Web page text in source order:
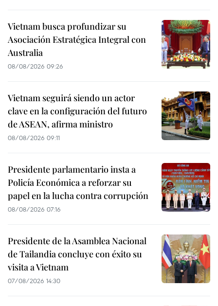
Vietnam busca profundizar su
Asociación Estratégica Integral con
Australia
08/08/2026 09:26
Vietnam seguirá siendo un actor
clave en la configuración del futuro
de ASEAN, afirma ministro
08/08/2026 09:11
Presidente parlamentario insta a
Policía Económica a reforzar su
papel en la lucha contra corrupción
08/08/2026 07:16
Presidente de la Asamblea Nacional
de Tailandia concluye con éxito su
visita a Vietnam
07/08/2026 14:30